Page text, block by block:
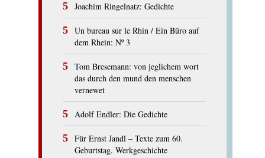
Joachim Ringelnatz: Gedichte
Un bureau sur le Rhin / Ein Büro auf
dem Rhein: Nº 3
Tom Bresemann: von jeglichem wort
das durch den mund den menschen
vernewet
Adolf Endler: Die Gedichte
Für Ernst Jandl – Texte zum 60.
Geburtstag. Werkgeschichte